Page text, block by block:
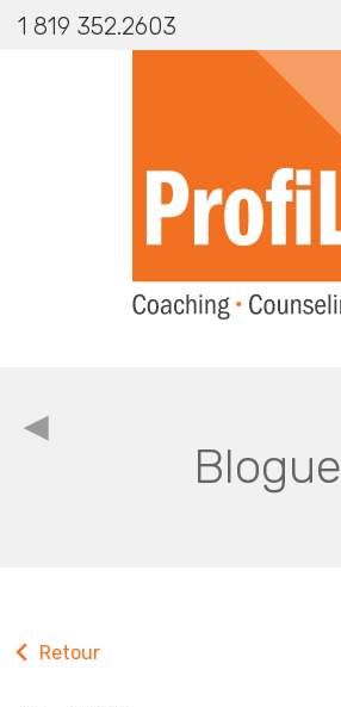
1 819 352.2603
Blogue
Retour